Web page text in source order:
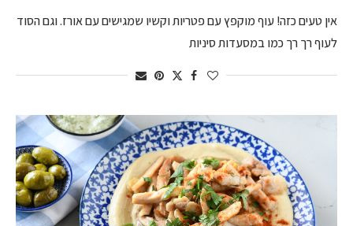
אין טעים כזה! עוף מוקפץ עם פטריות וקשיו שמגישים עם אורז. וגם הסוד
לעוף רך רך כמו במסעדות סיניות